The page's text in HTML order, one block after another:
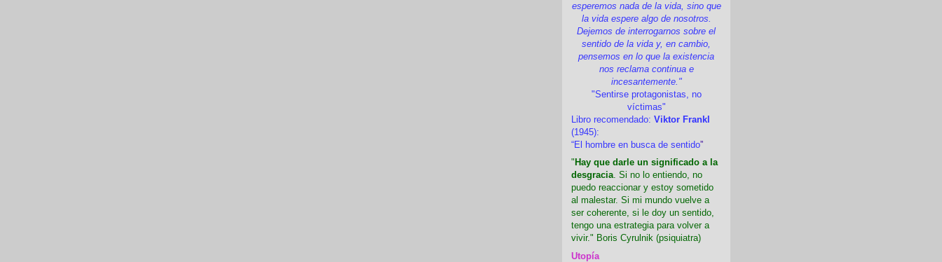
esperemos nada de la vida, sino que
la vida espere algo de nosotros.
Dejemos de interrogarnos sobre el
sentido de la vida y, en cambio,
pensemos en lo que la existencia
nos reclama continua e
incesantemente."
"Sentirse protagonistas, no
víctimas"
Libro recomendado: Viktor Frankl
(1945):
“El hombre en busca de sentido”
" Hay que darle un significado a la
desgracia. Si no lo entiendo, no
puedo reaccionar y estoy sometido
al malestar. Si mi mundo vuelve a
ser coherente, si le doy un sentido,
tengo una estrategia para volver a
vivir." Boris Cyrulnik (psiquiatra)
Utopía